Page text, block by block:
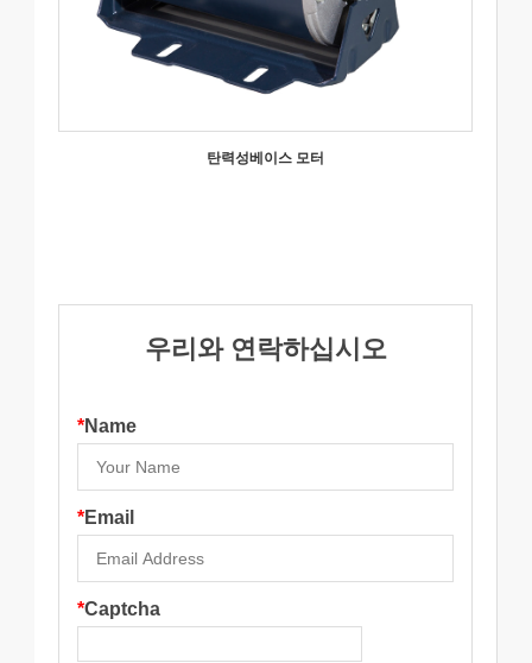
탄력성베이스 모터
우리와 연락하십시오
*Name
*Email
*Captcha